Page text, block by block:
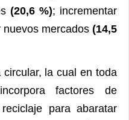
(20,6 %); incrementar
nuevos mercados (14,5
la cual en toda
factores de
para abaratar